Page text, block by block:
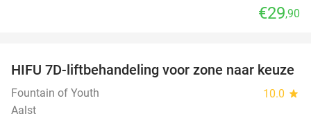
€29,90
70%
HIFU 7D-liftbehandeling voor zone naar keuze
Fountain of Youth 10.0 star
Aalst